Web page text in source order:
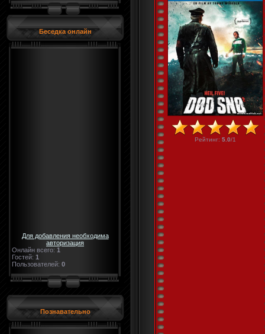
Беседка онлайн
Для добавления необходима
авторизация
Онлайн всего: 1
Гостей: 1
Пользователей: 0
Познавательно
Рейтинг: 5.0/1